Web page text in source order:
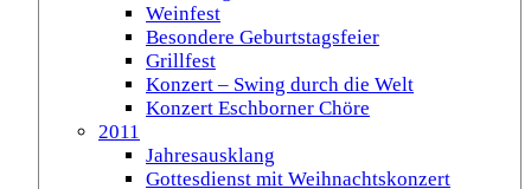
Weinfest
Besondere Geburtstagsfeier
Grillfest
Konzert – Swing durch die Welt
Konzert Eschborner Chöre
2011
Jahresausklang
Gottesdienst mit Weihnachtskonzert